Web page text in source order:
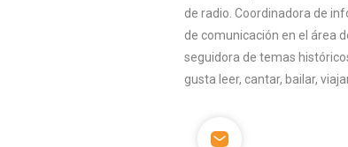
de radio. Coordinadora de
de comunicación en el área
seguidora de temas
gusta leer, cantar, bailar,